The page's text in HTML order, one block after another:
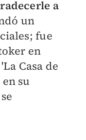
a
un
fue
en
Casa de
su